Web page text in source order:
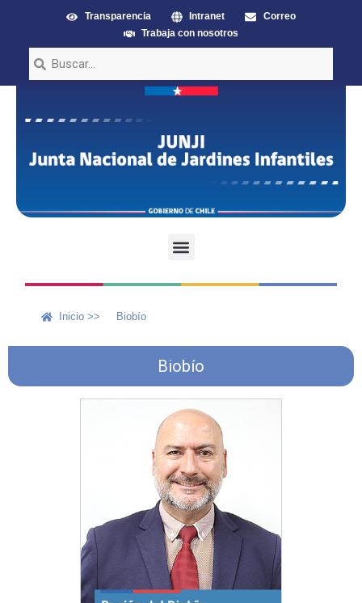
Transparencia Intranet
Correo
Trabaja con nosotros
Inicio >> Biobío
Biobío